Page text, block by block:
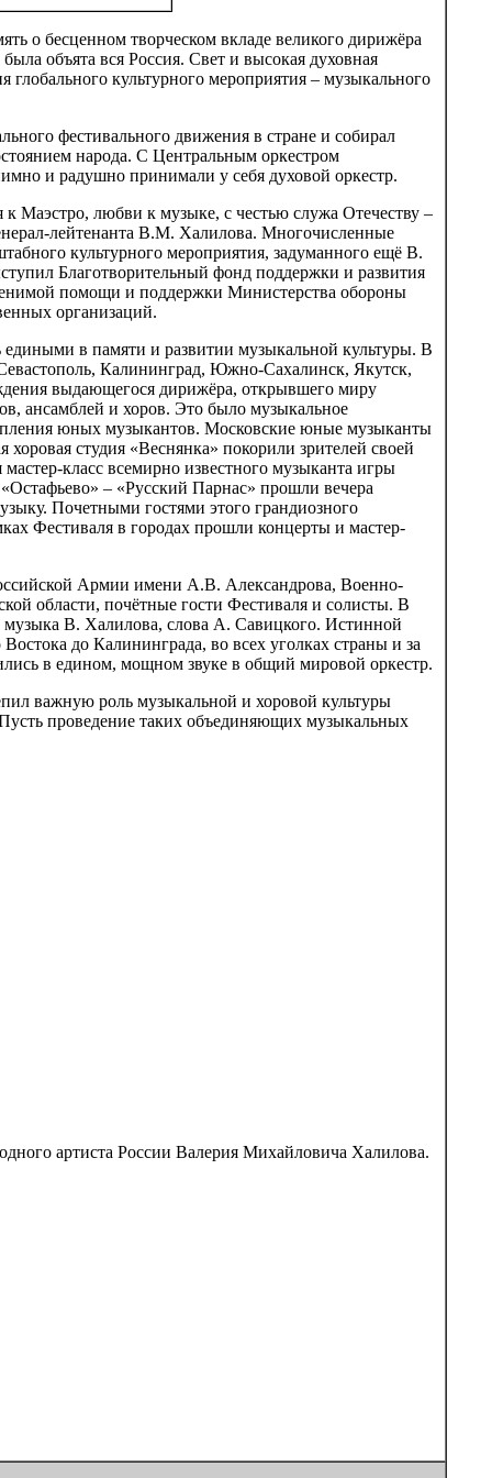
о бесценном творческом вкладе великого дирижёра
объята вся Россия. Свет и высокая духовная
культурного мероприятия – музыкального
фестивального движения в стране и собирал
народа. С Центральным оркестром
и радушно принимали у себя духовой оркестр.
Маэстро, любви к музыке, с честью служа Отечеству –
лейтенанта В.М. Халилова. Многочисленные
культурного мероприятия, задуманного ещё В.
Благотворительный фонд поддержки и развития
помощи и поддержки Министерства обороны
организаций.
в памяти и развитии музыкальной культуры. В
Калининград, Южно-Сахалинск, Якутск,
выдающегося дирижёра, открывшего миру
ансамблей и хоров. Это было музыкальное
юных музыкантов. Московские юные музыканты
студия «Веснянка» покорили зрителей своей
класс всемирно известного музыканта игры
– «Русский Парнас» прошли вечера
Почетными гостями этого грандиозного
Фестиваля в городах прошли концерты и мастер-
Армии имени А.В. Александрова, Военно-
области, почётные гости Фестиваля и солисты. В
музыка В. Халилова, слова А. Савицкого. Истинной
до Калининграда, во всех уголках страны и за
в едином, мощном звуке в общий мировой оркестр.
важную роль музыкальной и хоровой культуры
проведение таких объединяющих музыкальных
артиста России Валерия Михайловича Халилова.